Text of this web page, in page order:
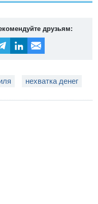
друзьям:
нехватка денег